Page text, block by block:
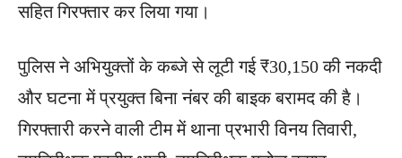
सहित गिरफ्तार कर लिया गया।
पुलिस ने अभियुक्तों के कब्जे से लूटी गई ₹30,150 की नकदी
और घटना में प्रयुक्त बिना नंबर की बाइक बरामद की है।
गिरफ्तारी करने वाली टीम में थाना प्रभारी विनय तिवारी,